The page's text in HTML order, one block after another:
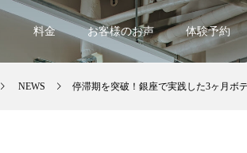
料金 お客様のお声 体験予約
NEWS 停滞期を突破！銀座で実践した3ヶ月ボ